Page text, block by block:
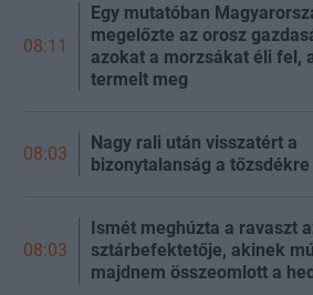
08:11
Egy mutatóban
megelőzte az orosz
azokat a morzsákat éli fel,
termelt meg
08:03
Nagy rali után visszatért a
bizonytalanság a tőzsdékre
08:03
Ismét meghúzta a ravaszt
sztárbefektetője, akinek
majdnem összeomlott a